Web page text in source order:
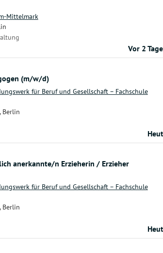
Mittelmark
Vor 2
(m/w/d)
für Beruf und Gesellschaft – Fachschule
Berlin
anerkannte/n Erzieherin / Erzieher
für Beruf und Gesellschaft – Fachschule
Berlin